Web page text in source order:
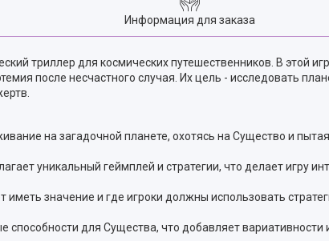
Информация для заказа
триллер для космических путешественников. В этой
после несчастного случая. Их цель - исследовать
на загадочной планете, охотясь на Существо и
уникальный геймплей и стратегии, что делает игру
значение и где игроки должны использовать
для Существа, что добавляет вариативности